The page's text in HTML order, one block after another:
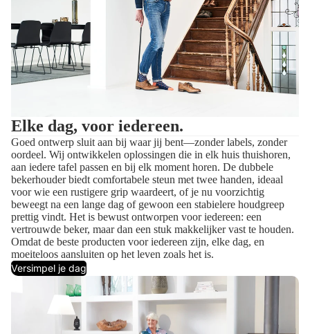
Elke dag, voor iedereen.
Goed ontwerp sluit aan bij waar jij bent—zonder labels, zonder
oordeel. Wij ontwikkelen oplossingen die in elk huis thuishoren,
aan iedere tafel passen en bij elk moment horen. De dubbele
bekerhouder biedt comfortabele steun met twee handen, ideaal
voor wie een rustigere grip waardeert, of je nu voorzichtig
beweegt na een lange dag of gewoon een stabielere houdgreep
prettig vindt. Het is bewust ontworpen voor iedereen: een
vertrouwde beker, maar dan een stuk makkelijker vast te houden.
Omdat de beste producten voor iedereen zijn, elke dag, en
moeiteloos aansluiten op het leven zoals het is.
Versimpel je dag